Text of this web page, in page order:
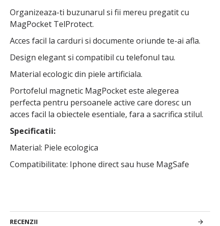
Organizeaza-ti buzunarul si fii mereu pregatit cu
MagPocket TelProtect.
Acces facil la carduri si documente oriunde te-ai afla.
Design elegant si compatibil cu telefonul tau.
Material ecologic din piele artificiala.
Portofelul magnetic MagPocket este alegerea
perfecta pentru persoanele active care doresc un
acces facil la obiectele esentiale, fara a sacrifica stilul.
Specificatii:
Material: Piele ecologica
Compatibilitate: Iphone direct sau huse MagSafe
RECENZII